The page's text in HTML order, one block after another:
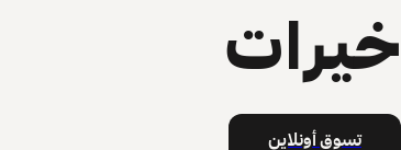
خيرات
تسوق أونلاين